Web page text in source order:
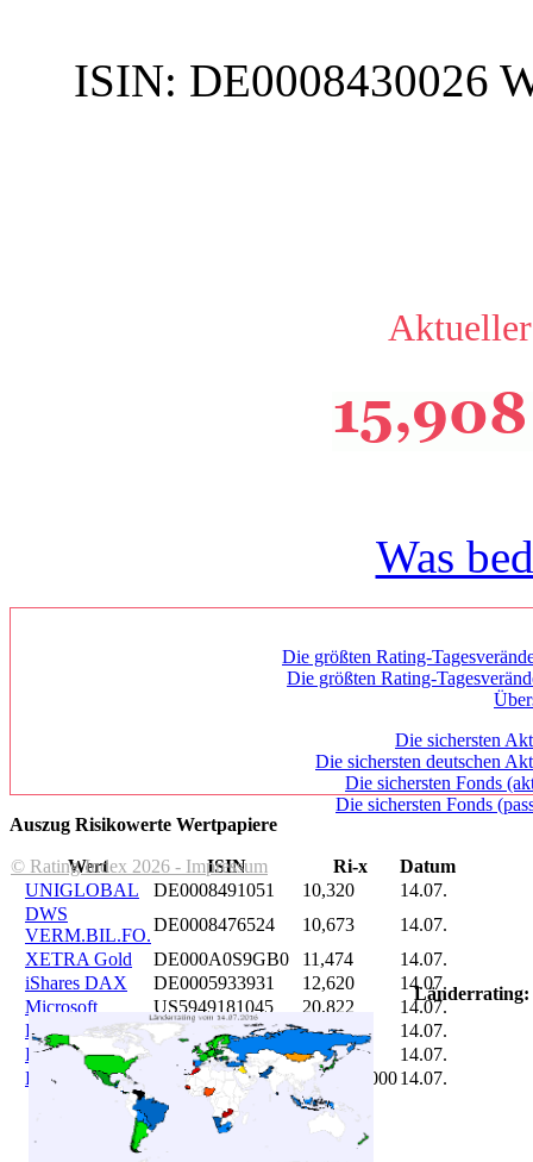
ISIN: DE0008430026
Was
Die größten Rating-
Die größten Rating-
Die sichersten
Die sichersten deutschen
Die sichersten Fonds
Die sichersten Fonds
© Rating Index 2026 - Impressum
Auszug Risikowerte Wertpapiere
Wert ISIN Ri-x
Datum
UNIGLOBAL
DE0008491051 10,320
14.07.
DWS
VERM.BIL.FO.
DE0008476524 10,673
14.07.
XETRA Gold
DE000A0S9GB0 11,474
14.07.
iShares DAX
DE0005933931 12,620
14.07.
Microsoft
US5949181045 20,822
14.07.
DAIMLER
DE0007100000 46,047
14.07.
Brent Oil
DE000A0KRKM571,382
14.07.
Bitcoin
BITCOIN 185.899,00014.07.
Länderrating: